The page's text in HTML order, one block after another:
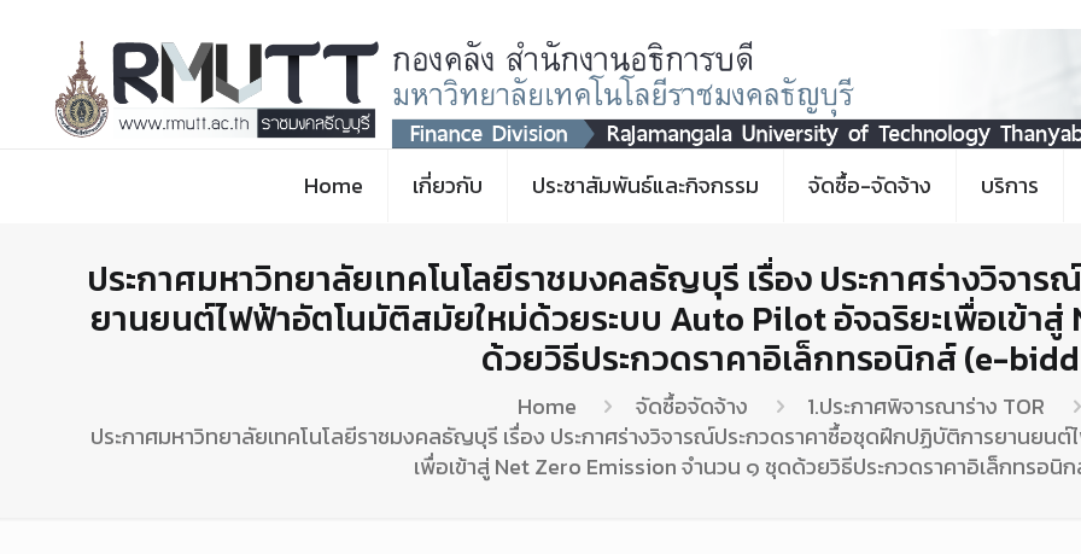
Home เกี่ยวกับ ประชาสัมพันธ์และกิจกรรม จัดซื้อ-จัดจ้าง บริการ
ประกาศมหาวิทยาลัยเทคโนโลยีราชมงคลธัญบุรี เรื่อง ประกาศร่างวิจา
ยานยนต์ไฟฟ้าอัตโนมัติสมัยใหม่ด้วยระบบ Auto Pilot อัจฉริยะเพื่อเข้าสู่
ด้วยวิธีประกวดราคาอิเล็กทรอนิกส์ (e-
Home จัดซื้อจัดจ้าง
1.ประกาศพิจารณาร่าง TOR
ประกาศมหาวิทยาลัยเทคโนโลยีราชมงคลธัญบุรี เรื่อง ประกาศร่างวิจารณ์ประกวดราคาซื้อชุดฝึกปฏิบัติการยานย
เพื่อเข้าสู่ Net Zero Emission จำนวน ๑ ชุดด้วยวิธีประกวดราคาอิเล็กทรอ